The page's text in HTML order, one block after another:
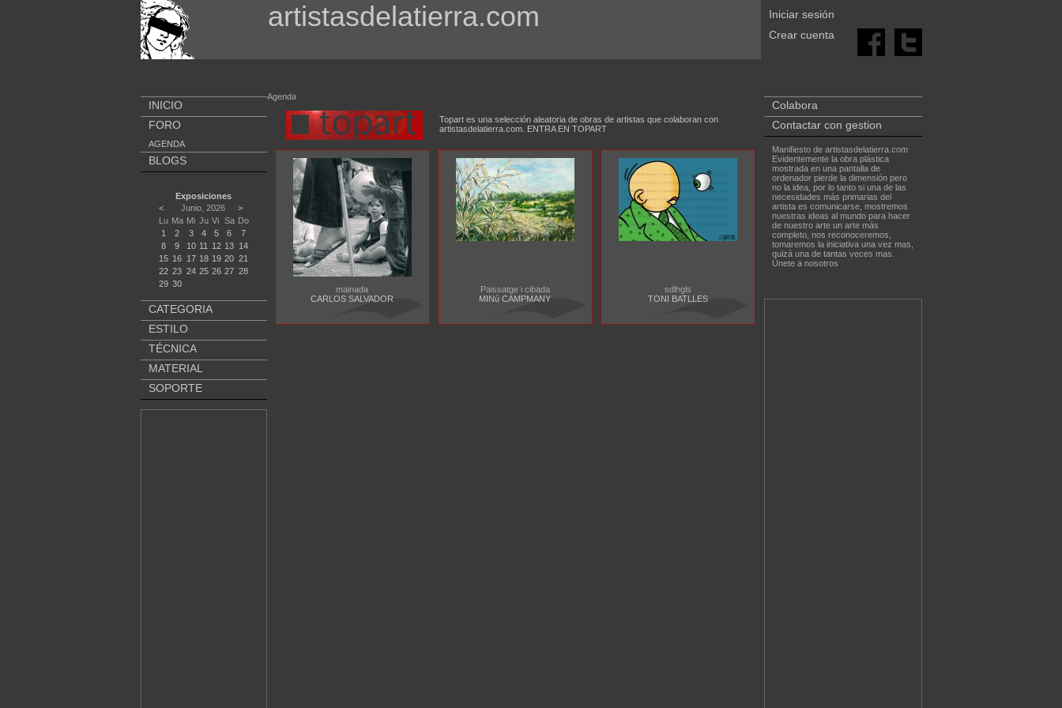
artistasdelatierra.com
Iniciar sesión
Crear cuenta
INICIO
FORO
AGENDA
BLOGS
Exposiciones
<
Junio, 2026
>
Lu Ma Mi Ju Vi Sa Do
1
2 3 4 5 6
7
8
9 10 11 12 13 14
15 16 17 18 19 20 21
22 23 24 25 26 27 28
29 30
CATEGORIA
ESTILO
TÉCNICA
MATERIAL
SOPORTE
Agenda
Topart es una selección aleatoria de obras de artistas que colaboran con
artistasdelatierra.com. ENTRA EN TOPART
mainada
CARLOS SALVADOR
Paissatge i cibada
MINú CAMPMANY
sdlhgls
TONI BATLLES
Colabora
Contactar con gestion
Manifiesto de artistasdelatierra.com
Evidentemente la obra plástica
mostrada en una pantalla de
ordenador pierde la dimensión pero
no la idea, por lo tanto si una de las
necesidades más primarias del
artista es comunicarse, mostremos
nuestras ideas al mundo para hacer
de nuestro arte un arte más
completo, nos reconoceremos,
tomaremos la iniciativa una vez mas,
quizá una de tantas veces mas.
Únete a nosotros